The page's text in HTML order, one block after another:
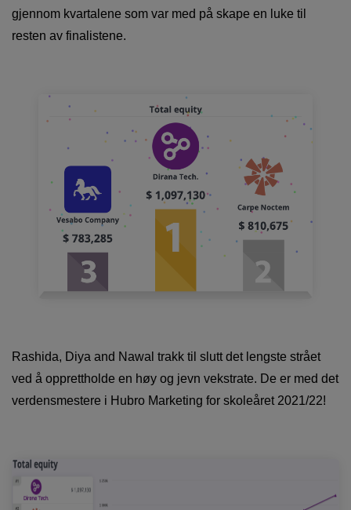
gjennom kvartalene som var med på skape en luke til
resten av finalistene.
Rashida, Diya and Nawal trakk til slutt det lengste strået
ved å opprettholde en høy og jevn vekstrate. De er med det
verdensmestere i Hubro Marketing for skoleåret 2021/22!